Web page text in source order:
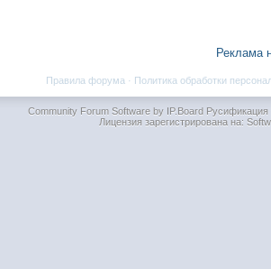
Реклама
Политика обработки
Правила форума ·
Community Forum Software by IP.BoardРусификация
Лицензия зарегистрирована на: